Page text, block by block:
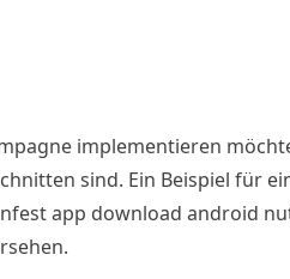
implementieren
sind. Ein Beispiel für
app download android